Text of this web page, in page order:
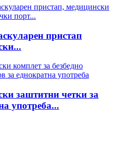
пристап
заштитни четки за
употреба...